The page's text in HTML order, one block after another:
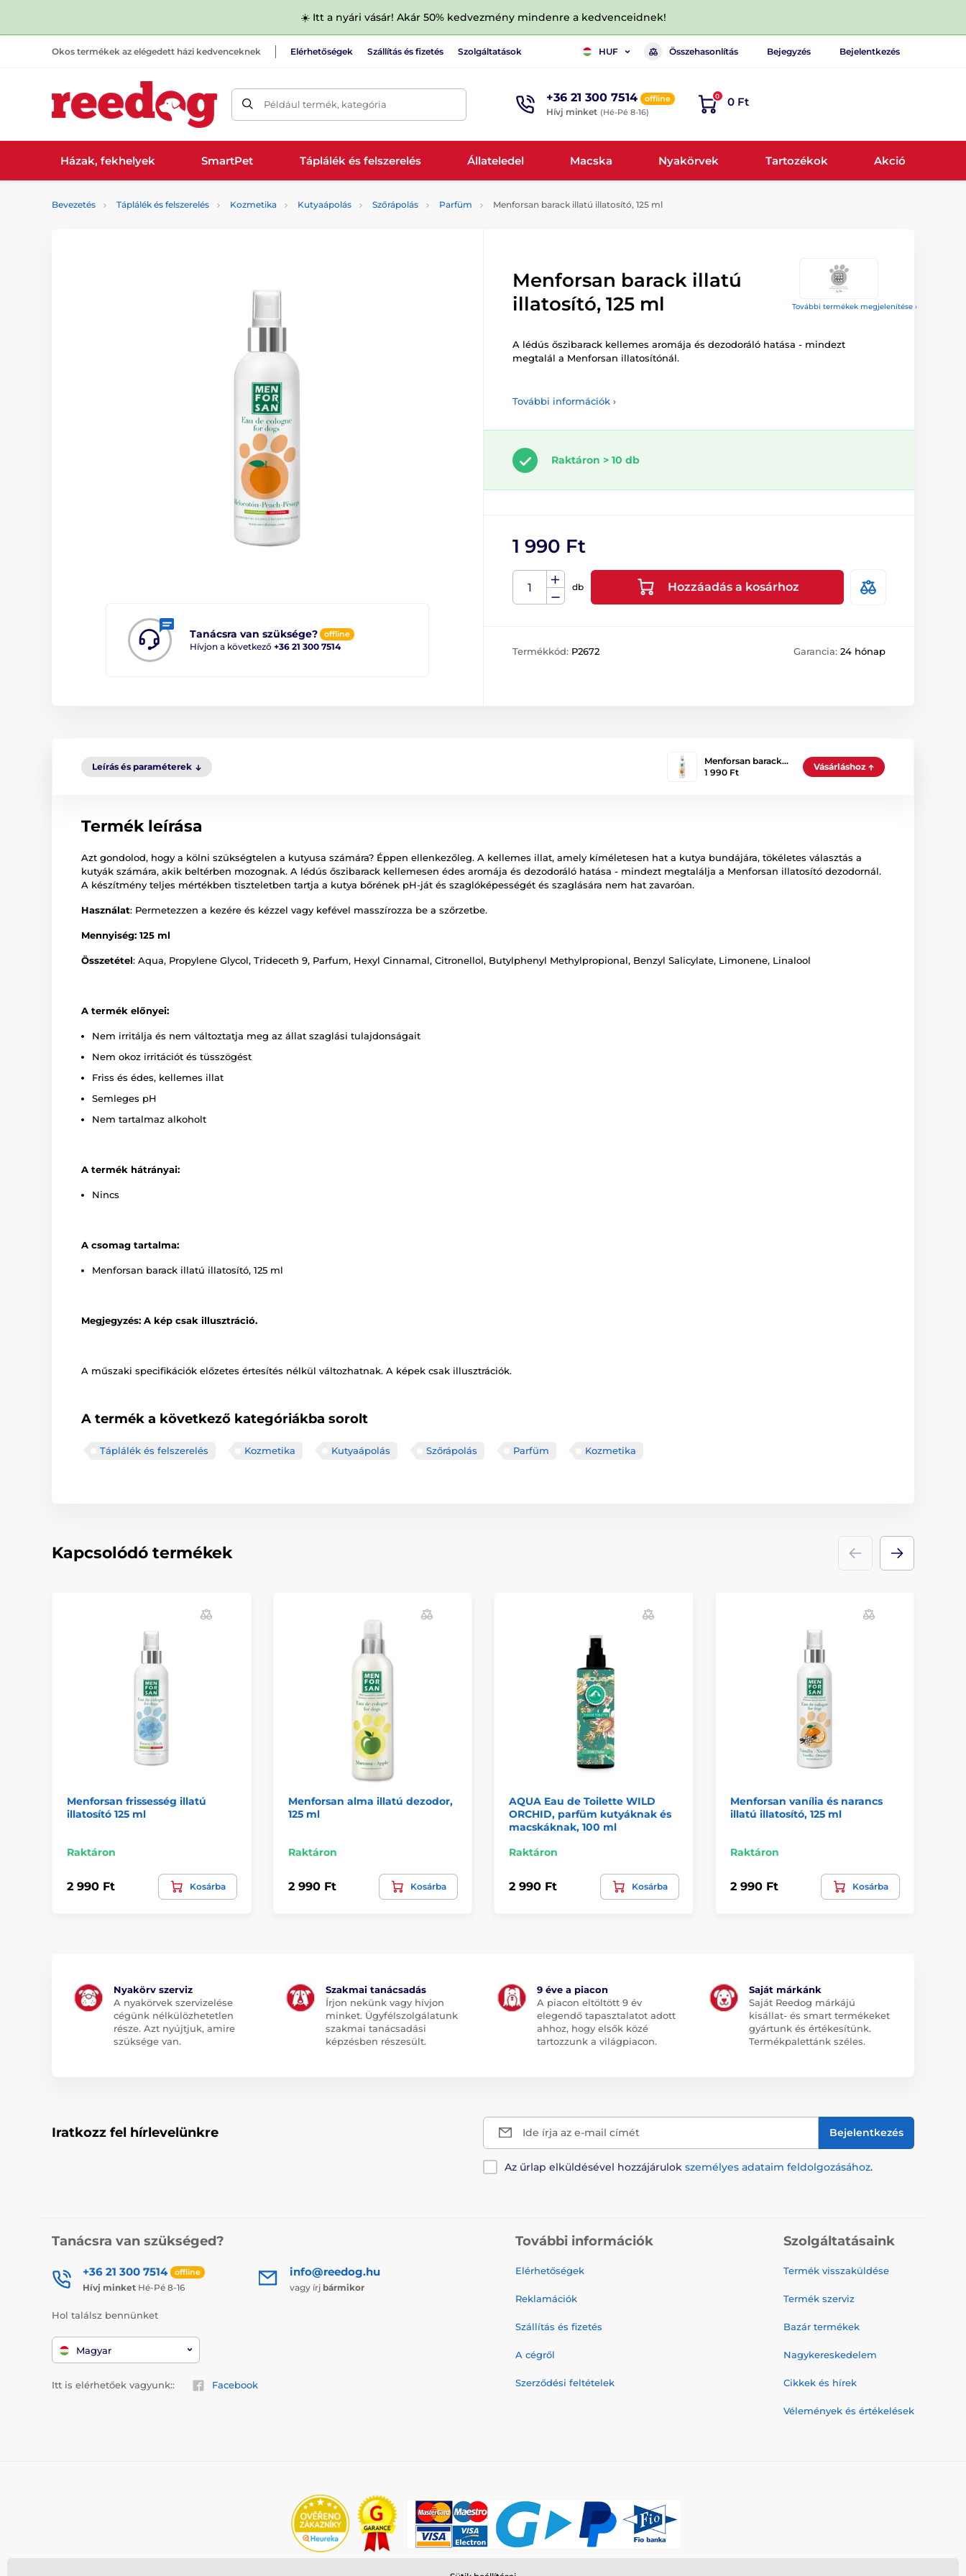
☀️ Itt a nyári vásár! Akár 50% kedvezmény mindenre a kedvenceidnek!
Okos termékek az elégedett házi kedvenceknek Elérhetőségek Szállítás és fizetés Szolgáltatások HUF Összehasonlítás Bejegyzés Bejelentkezés
Például termék, kategória +36 21 300 7514 offline
Hívj minket (Hé-Pé 8-16)
0 0 Ft
Házak, fekhelyek SmartPet Táplálék és felszerelés Állateledel Macska Nyakörvek Tartozékok Akció
Bevezetés Táplálék és felszerelés Kozmetika Kutyaápolás Szőrápolás Parfüm Menforsan barack illatú illatosító, 125 ml
További termékek megjelenítése ›
Tanácsra van szüksége? offline
Hívjon a következő +36 21 300 7514
Menforsan barack illatú
illatosító, 125 ml
A lédús őszibarack kellemes aromája és dezodoráló hatása - mindezt
megtalál a Menforsan illatosítónál.
További információk ›
Raktáron > 10 db
1 990 Ft
db Hozzáadás a kosárhoz
Termékkód: P2672 Garancia: 24 hónap
Leírás és paraméterek
Menforsan barack…
1 990 Ft
Vásárláshoz
Termék leírása
Azt gondolod, hogy a kölni szükségtelen a kutyusa számára? Éppen ellenkezőleg. A kellemes illat, amely kíméletesen hat a kutya bundájára, tökéletes választás a
kutyák számára, akik beltérben mozognak. A lédús őszibarack kellemesen édes aromája és dezodoráló hatása - mindezt megtalálja a Menforsan illatosító dezodornál.
A készítmény teljes mértékben tiszteletben tartja a kutya bőrének pH-ját és szaglóképességét és szaglására nem hat zavaróan.
Használat: Permetezzen a kezére és kézzel vagy kefével masszírozza be a szőrzetbe.
Mennyiség: 125 ml
Összetétel: Aqua, Propylene Glycol, Trideceth 9, Parfum, Hexyl Cinnamal, Citronellol, Butylphenyl Methylpropional, Benzyl Salicylate, Limonene, Linalool
A termék előnyei:
Nem irritálja és nem változtatja meg az állat szaglási tulajdonságait
Nem okoz irritációt és tüsszögést
Friss és édes, kellemes illat
Semleges pH
Nem tartalmaz alkoholt
A termék hátrányai:
Nincs
A csomag tartalma:
Menforsan barack illatú illatosító, 125 ml
Megjegyzés: A kép csak illusztráció.
A műszaki specifikációk előzetes értesítés nélkül változhatnak. A képek csak illusztrációk.
A termék a következő kategóriákba sorolt
Táplálék és felszerelés Kozmetika Kutyaápolás Szőrápolás Parfüm Kozmetika
Kapcsolódó termékek
Menforsan frissesség illatú
illatosító 125 ml
Raktáron
2 990 Ft Kosárba
Menforsan alma illatú dezodor,
125 ml
Raktáron
2 990 Ft Kosárba
AQUA Eau de Toilette WILD
ORCHID, parfüm kutyáknak és
macskáknak, 100 ml
Raktáron
2 990 Ft Kosárba
Menforsan vanília és narancs
illatú illatosító, 125 ml
Raktáron
2 990 Ft Kosárba
Nyakörv szerviz
A nyakörvek szervizelése
cégünk nélkülözhetetlen
része. Azt nyújtjuk, amire
szüksége van.
Szakmai tanácsadás
Írjon nekünk vagy hívjon
minket. Ügyfélszolgálatunk
szakmai tanácsadási
képzésben részesült.
9 éve a piacon
A piacon eltöltött 9 év
elegendő tapasztalatot adott
ahhoz, hogy elsők közé
tartozzunk a világpiacon.
Saját márkánk
Saját Reedog márkájú
kisállat- és smart termékeket
gyártunk és értékesítünk.
Termékpalettánk széles.
Iratkozz fel hírlevelünkre Ide írja az e-mail címét Bejelentkezés
Az űrlap elküldésével hozzájárulok személyes adataim feldolgozásához.
Tanácsra van szükséged?
+36 21 300 7514 offline
Hívj minket Hé-Pé 8-16
info@reedog.hu
vagy írj bármikor
Hol találsz bennünket
Magyar
Itt is elérhetőek vagyunk:: Facebook
További információk
Elérhetőségek
Reklamációk
Szállítás és fizetés
A cégről
Szerződési feltételek
Szolgáltatásaink
Termék visszaküldése
Termék szerviz
Bazár termékek
Nagykereskedelem
Cikkek és hírek
Vélemények és értékelések